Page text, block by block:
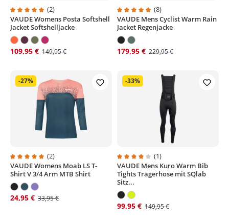
Durchschnittliche Bewertung von 5 von 5 Sternen
(2)
VAUDE Womens Posta Softshell
Jacket Softshelljacke
109,95 € 149,95 €
Durchschnittliche Bewertung
(8)
VAUDE Mens Cyclist Warm Rain
Jacket Regenjacke
179,95 € 229,95 €
Durchschnittliche Bewertung von 5 von 5 Sternen
(2)
VAUDE Womens Moab LS T-
Shirt V 3/4 Arm MTB Shirt
24,95 € 33,95 €
-27%
Durchschnittliche Bewertung
(1)
VAUDE Mens Kuro Warm Bib
Tights Trägerhose mit SQlab
Sitz...
99,95 € 149,95 €
-33%